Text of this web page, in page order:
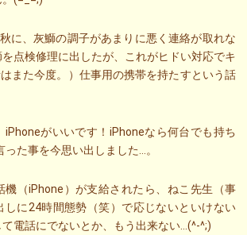
に、灰鰤の調子があまりに悪く連絡が取れな
点検修理に出したが、これがヒドい対応でキ
また今度。）仕事用の携帯を持たすという話
iPhoneがいいです！iPhoneなら何台でも持ち
った事を今思い出しました…。
機（iPhone）が支給されたら、ねこ先生（事
しに24時間態勢（笑）で応じないといけない
電話にでないとか、もう出来ない…(^-^;)